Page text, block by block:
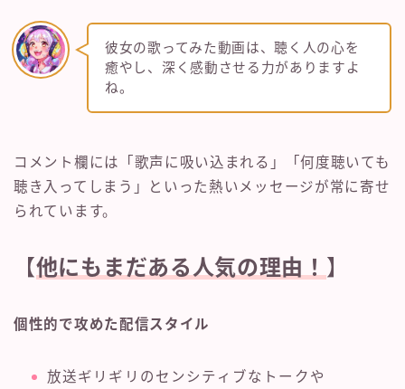
彼女の歌ってみた動画は、聴く人の心を
癒やし、深く感動させる力がありますよ
ね。
コメント欄には「歌声に吸い込まれる」「何度聴いても
聴き入ってしまう」といった熱いメッセージが常に寄せ
られています。
【他にもまだある人気の理由！ 】
個性的で攻めた配信スタイル
放送ギリギリのセンシティブなトークや